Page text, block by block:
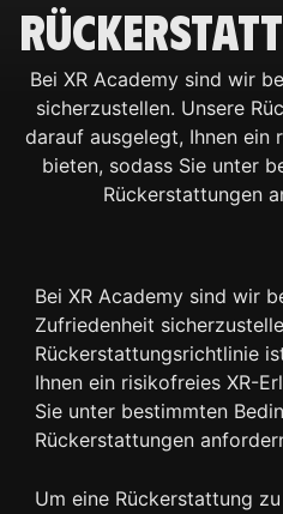
Bei XR Academy sind wir
sicherzustellen. Unsere
darauf ausgelegt, Ihnen ein
bieten, sodass Sie unter
Rückerstattungen
Bei XR Academy sind wir
Zufriedenheit
Rückerstattungsrichtlinie
Ihnen ein risikofreies XR-
Sie unter bestimmten
Rückerstattungen
Um eine Rückerstattung